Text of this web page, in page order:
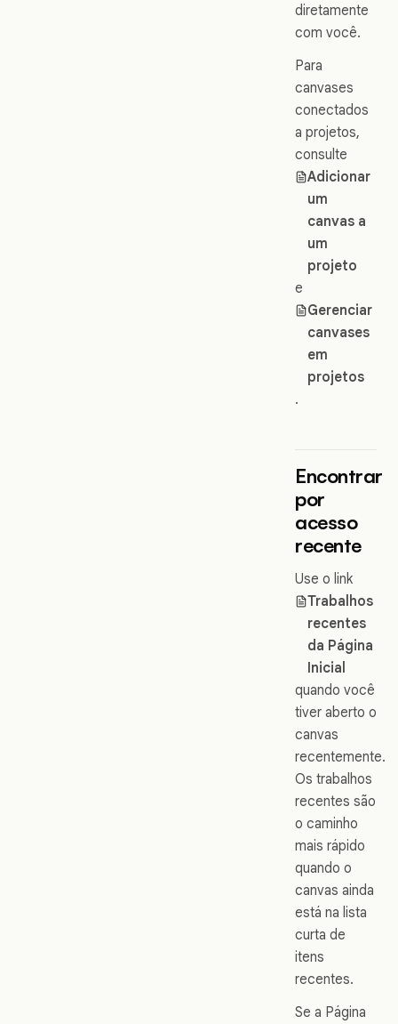
diretamente
com você.
Para
canvases
conectados
a projetos,
consulte
Adicionar
um
canvas a
um
projeto
e
Gerenciar
canvases
em
projetos
.
Encontrar
por
acesso
recente
Use o link
Trabalhos
recentes
da Página
Inicial
quando você
tiver aberto o
canvas
recentemente.
Os trabalhos
recentes são
o caminho
mais rápido
quando o
canvas ainda
está na lista
curta de
itens
recentes.
Se a Página